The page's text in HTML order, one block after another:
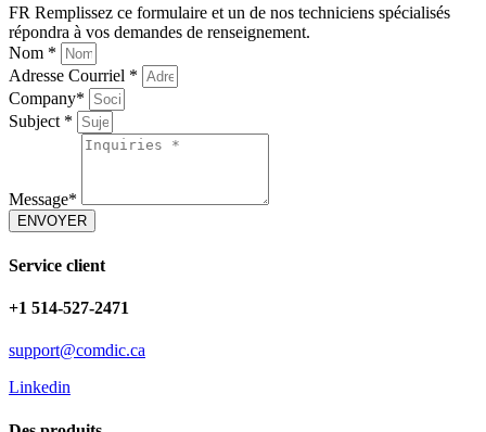
FR Remplissez ce formulaire et un de nos techniciens spécialisés
répondra à vos demandes de renseignement.
Nom *
Adresse Courriel *
Company*
Subject *
Message*
ENVOYER
Service client
+1 514-527-2471
support@comdic.ca
Linkedin